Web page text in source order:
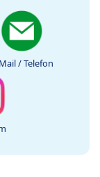
/ Telefon